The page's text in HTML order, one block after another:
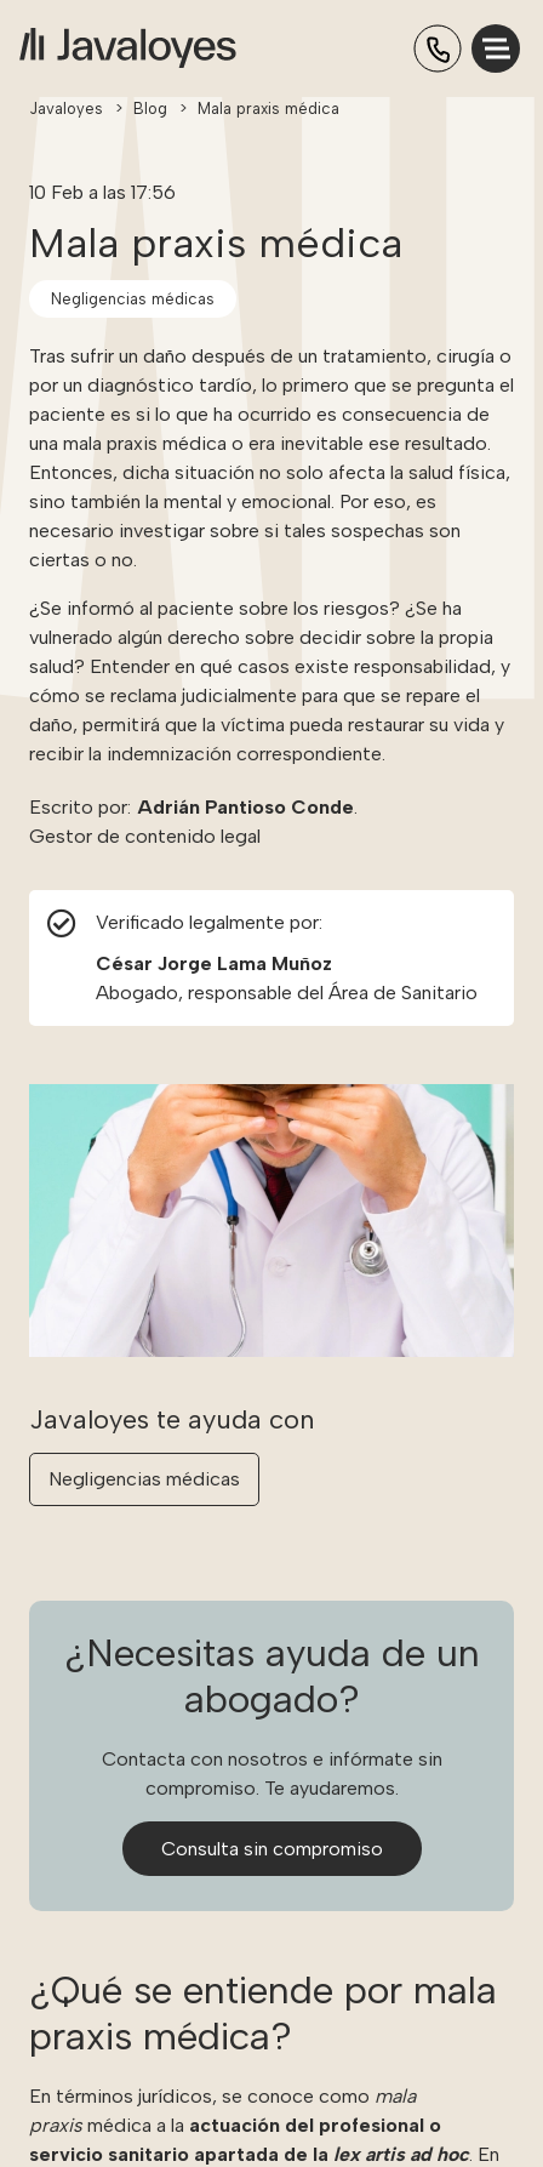
Javaloyes > Blog > Mala praxis médica
10 Feb a las 17:56
Mala praxis médica
Negligencias médicas
Tras sufrir un daño después de un tratamiento, cirugía o
por un diagnóstico tardío, lo primero que se pregunta el
paciente es si lo que ha ocurrido es consecuencia de
una mala praxis médica o era inevitable ese resultado.
Entonces, dicha situación no solo afecta la salud física,
sino también la mental y emocional. Por eso, es
necesario investigar sobre si tales sospechas son
ciertas o no.
¿Se informó al paciente sobre los riesgos? ¿Se ha
vulnerado algún derecho sobre decidir sobre la propia
salud? Entender en qué casos existe responsabilidad, y
cómo se reclama judicialmente para que se repare el
daño, permitirá que la víctima pueda restaurar su vida y
recibir la indemnización correspondiente.
Escrito por: Adrián Pantioso Conde
Gestor de contenido legal
Verificado legalmente por:
César Jorge Lama Muñoz
Abogado, responsable del Área de Sanitario
Negligencias médicas
¿Necesitas ayuda de un
abogado?
Contacta con nosotros e infórmate sin
compromiso. Te ayudaremos.
Consulta sin compromiso
¿Qué se entiende por mala
praxis médica?
En términos jurídicos, se conoce como mala
praxismédica a la actuación del profesional o
servicio sanitario apartada de la lex artis ad hoc. En